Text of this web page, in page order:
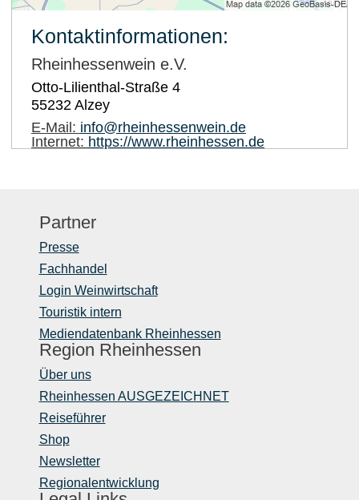
Kontaktinformationen:
Rheinhessenwein e.V.
Otto-Lilienthal-Straße 4
55232 Alzey
E-Mail: info@rheinhessenwein.de
Internet: https://www.rheinhessen.de
Partner
Presse
Fachhandel
Login Weinwirtschaft
Touristik intern
Mediendatenbank Rheinhessen
Region Rheinhessen
Über uns
Rheinhessen AUSGEZEICHNET
Reiseführer
Shop
Newsletter
Regionalentwicklung